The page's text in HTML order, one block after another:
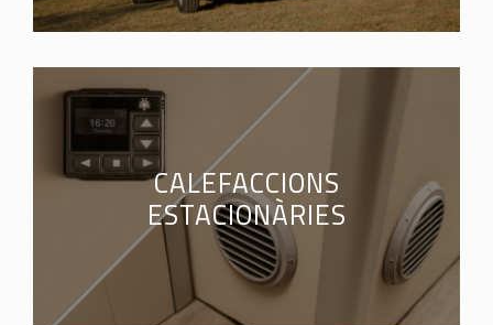
CALEFACCIONS
ESTACIONÀRIES